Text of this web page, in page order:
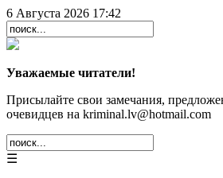
6 Августа 2026 17:42
Уважаемые читатели!
Присылайте свои замечания,
очевидцев на kriminal.lv@hotmail.com
☰